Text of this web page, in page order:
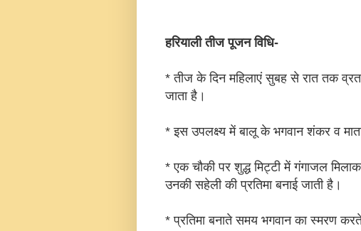
हरियाली तीज पूजन विधि-
* तीज के दिन महिलाएं सुबह से रात तक
जाता है।
* इस उपलक्ष्य में बालू के भगवान शंकर व माता
* एक चौकी पर शुद्ध मिट्टी में गंगाजल
उनकी सहेली की प्रतिमा बनाई जाती है।
* प्रतिमा बनाते समय भगवान का स्मरण